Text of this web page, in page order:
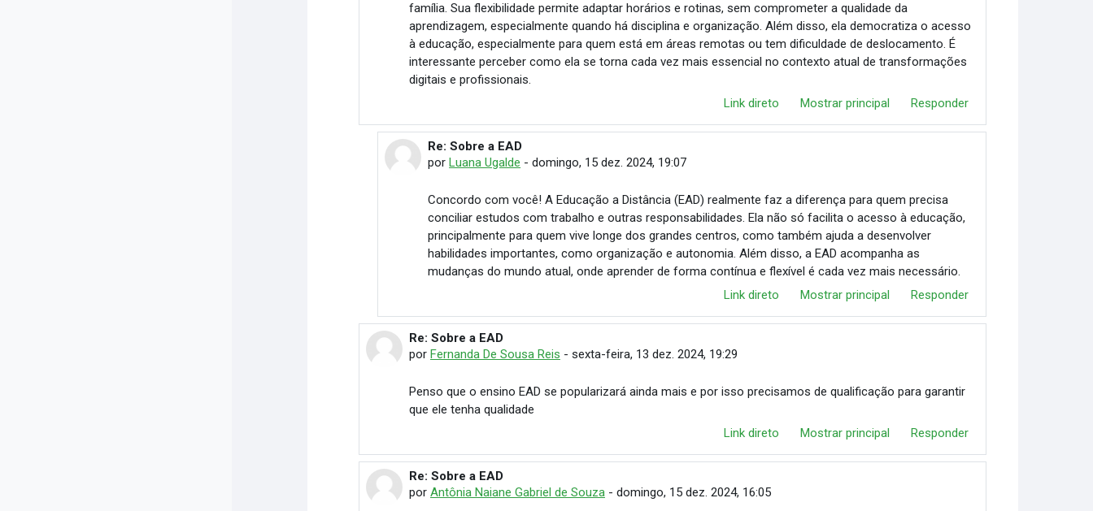
família. Sua flexibilidade permite adaptar horários e rotinas, sem comprometer a qualidade da
aprendizagem, especialmente quando há disciplina e organização. Além disso, ela democratiza o acesso
à educação, especialmente para quem está em áreas remotas ou tem dificuldade de deslocamento. É
interessante perceber como ela se torna cada vez mais essencial no contexto atual de transformações
digitais e profissionais.
Link direto
Mostrar principal Responder
Em resposta à Sumara Fernandes Barros
Re: Sobre a EAD
porLuana Ugalde -domingo, 15 dez. 2024, 19:07
Concordo com você! A Educação a Distância (EAD) realmente faz a diferença para quem precisa
conciliar estudos com trabalho e outras responsabilidades. Ela não só facilita o acesso à educação,
principalmente para quem vive longe dos grandes centros, como também ajuda a desenvolver
habilidades importantes, como organização e autonomia. Além disso, a EAD acompanha as
mudanças do mundo atual, onde aprender de forma contínua e flexível é cada vez mais necessário.
Link direto
Mostrar principal Responder
Em resposta à Cristiane Leticia Pereira de Faria
Re: Sobre a EAD
por Fernanda De Sousa Reis - sexta-feira, 13 dez. 2024, 19:29
Penso que o ensino EAD se popularizará ainda mais e por isso precisamos de qualificação para garantir
que ele tenha qualidade
Link direto
Mostrar principal Responder
Em resposta à Cristiane Leticia Pereira de Faria
Re: Sobre a EAD
por Antônia Naiane Gabriel de Souza- domingo, 15 dez. 2024, 16:05